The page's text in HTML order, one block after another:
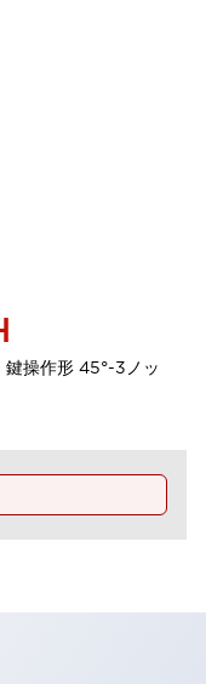
操作形 45°-3ノッ